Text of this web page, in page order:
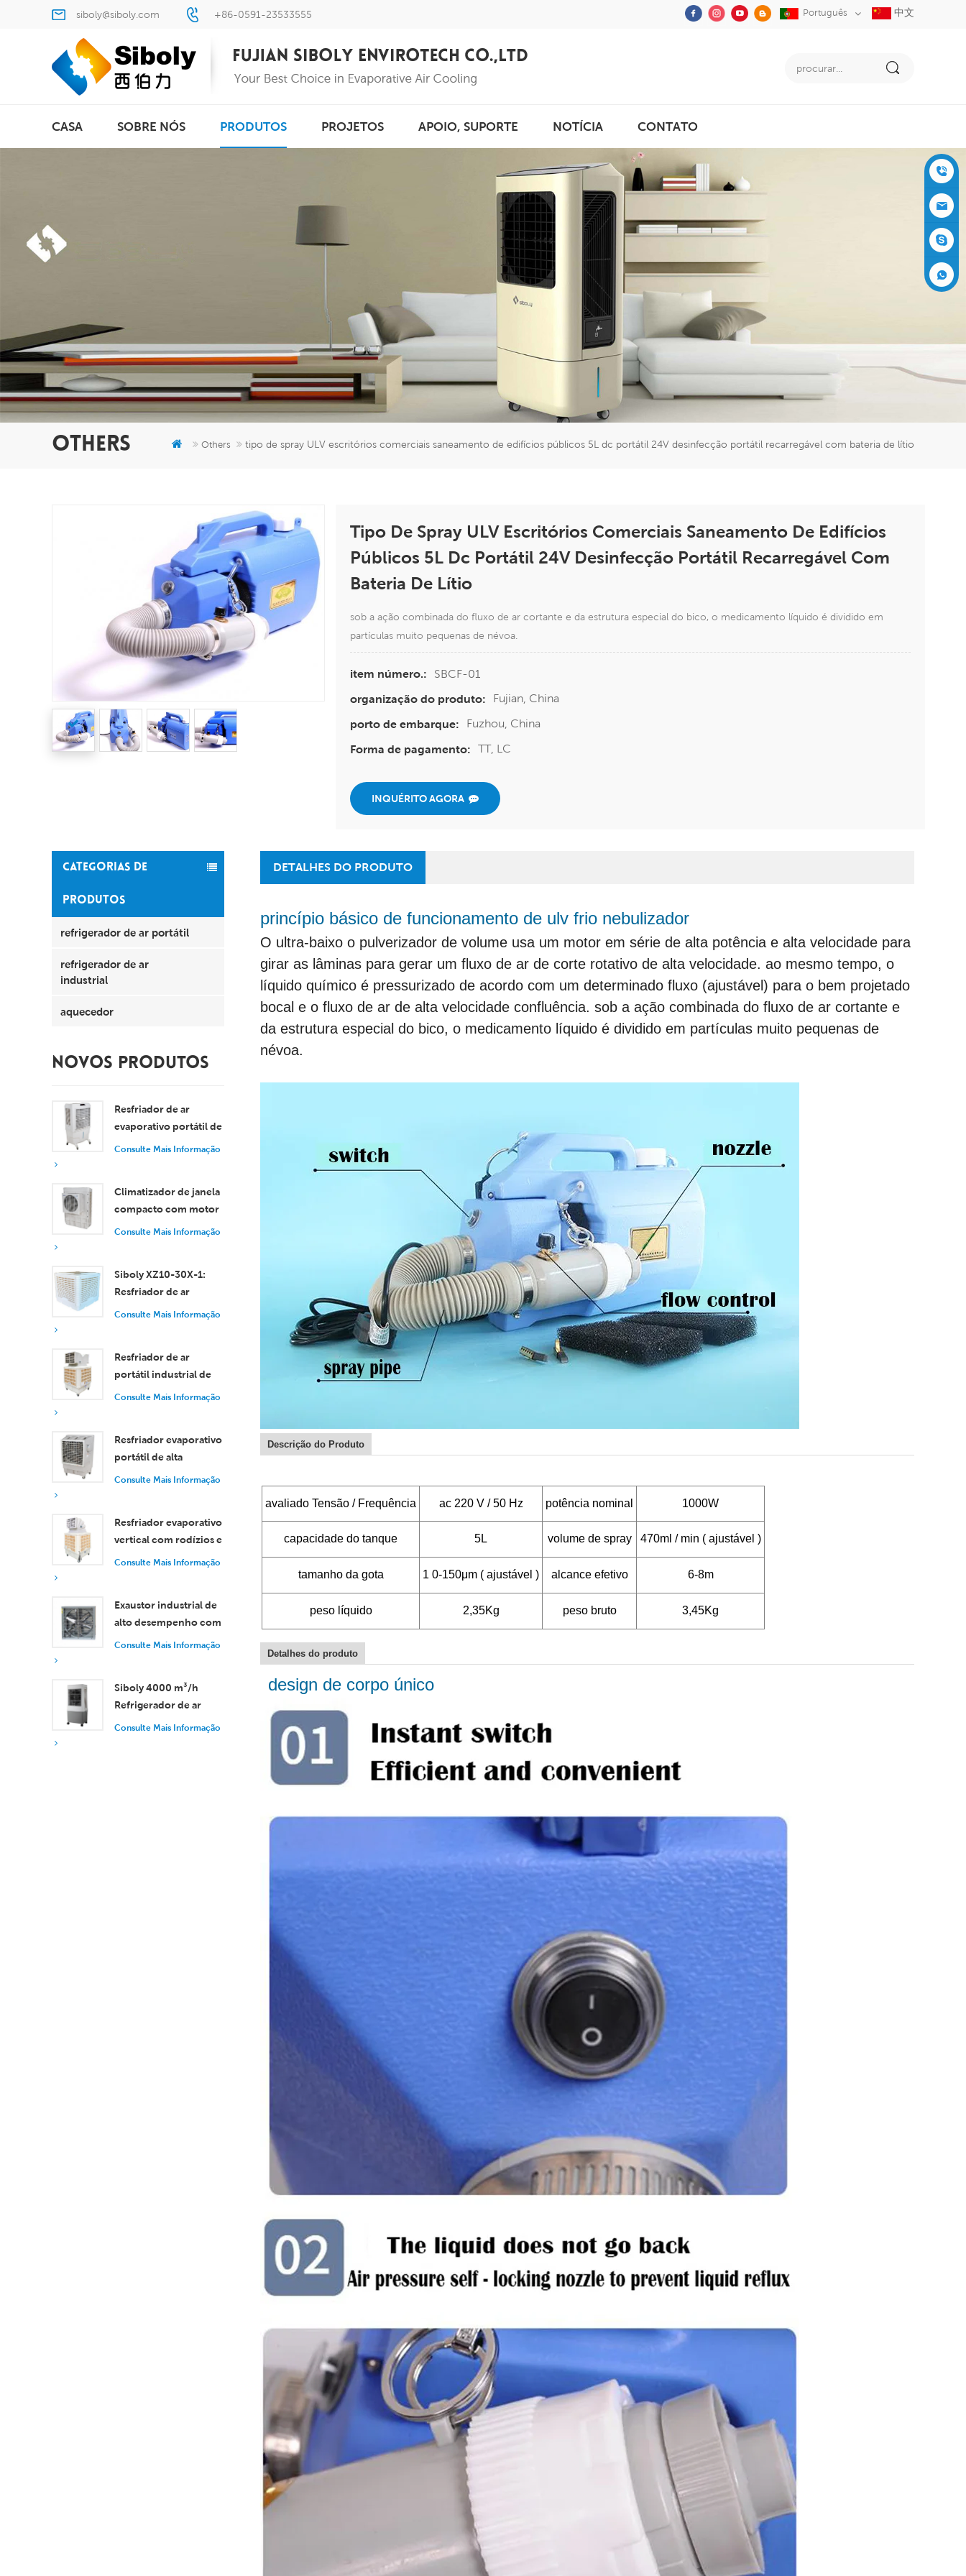
siboly@siboly.com +86-0591-23533555 Português 中文
CASA SOBRE NÓS PRODUTOS PROJETOS APOIO, SUPORTE NOTÍCIA CONTATO
OTHERS Others tipo de spray ULV escritórios comerciais saneamento de edifícios públicos 5L dc portátil 24V desinfecção portátil recarregável com bateria de lítio
Tipo De Spray ULV Escritórios Comerciais Saneamento De Edifícios
Públicos 5L Dc Portátil 24V Desinfecção Portátil Recarregável Com
Bateria De Lítio
sob a ação combinada do fluxo de ar cortante e da estrutura especial do bico, o medicamento líquido é dividido em
partículas muito pequenas de névoa.
item número.:
SBCF-01
organização do produto:
Fujian, China
porto de embarque:
Fuzhou, China
Forma de pagamento: TT, LC
INQUÉRITO AGORA
CATEGORIAS DE
PRODUTOS
refrigerador de ar portátil
refrigerador de ar
industrial
aquecedor
NOVOS PRODUTOS
Resfriador de ar
evaporativo portátil de
8000 m³/h com
Consulte Mais Informação
Climatizador de janela
compacto com motor
axial, resfriamento
médios.
Consulte Mais Informação
Siboly XZ10-30X-1:
Resfriador de ar
evaporativo industrial
Consulte Mais Informação
Resfriador de ar
portátil industrial de
18.000 m³/h com
grandes espaços.
Consulte Mais Informação
Resfriador evaporativo
portátil de alta
eficiência com
remoto.
Consulte Mais Informação
Resfriador evaporativo
vertical com rodízios e
controle remoto, com
Consulte Mais Informação
Exaustor industrial de
alto desempenho com
vazão de ar de 37.000
Consulte Mais Informação
Siboly 4000 m³/h
Refrigerador de ar
industrial portátil 50L
Consulte Mais Informação
DETALHES DO PRODUTO
princípio básico de funcionamento de ulv frio nebulizador
O ultra-baixo o pulverizador de volume usa um motor em série de alta potência e alta velocidade para
girar as lâminas para gerar um fluxo de ar de corte rotativo de alta velocidade. ao mesmo tempo, o
líquido químico é pressurizado de acordo com um determinado fluxo (ajustável) para o bem projetado
bocal e o fluxo de ar de alta velocidade confluência. sob a ação combinada do fluxo de ar cortante e
da estrutura especial do bico, o medicamento líquido é dividido em partículas muito pequenas de
névoa.
Descrição do Produto
avaliado Tensão / Frequência ac 220 V / 50 Hz potência nominal 1000W
capacidade do tanque 5L volume de spray 470ml / min ( ajustável )
tamanho da gota 1 0-150μm ( ajustável ) alcance efetivo 6-8m
peso líquido 2,35Kg peso bruto 3,45Kg
Detalhes do produto
design de corpo único
+86-05
91-2353
3555
siboly@s
iboly.co
evaporat
er
5951777